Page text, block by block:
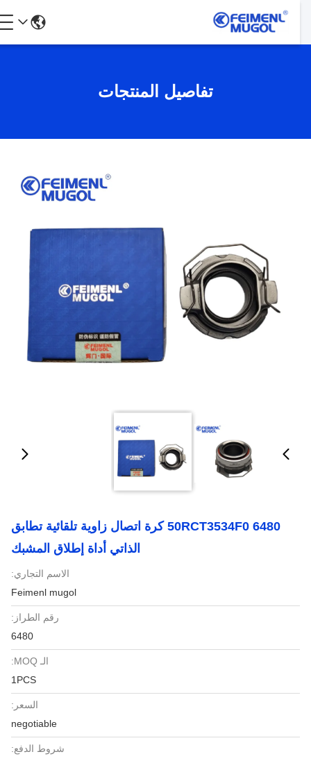
تفاصيل المنتجات
6480 50RCT3534F0 كرة اتصال زاوية تلقائية تطابق
الذاتي أداة إطلاق المشبك
الاسم التجاري:
Feimenl mugol
رقم الطراز:
6480
الـ MOQ:
1PCS
السعر:
negotiable
شروط الدفع: